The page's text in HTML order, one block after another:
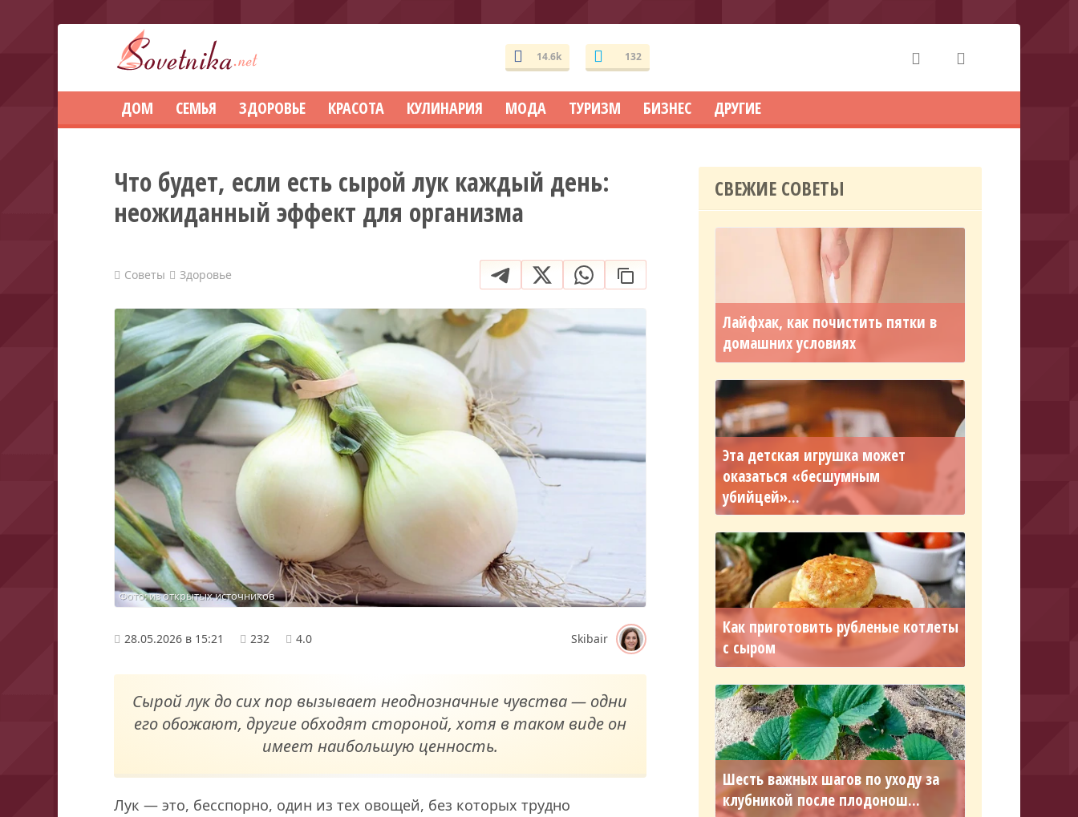
14.6k 132
ДОМ СЕМЬЯ ЗДОРОВЬЕ КРАСОТА КУЛИНАРИЯ МОДА ТУРИЗМ БИЗНЕС ДРУГИЕ
Что будет, если есть сырой лук каждый день:
неожиданный эффект для организма
Советы Здоровье
Фото: из открытых источников
28.05.2026 в 15:21 232 4.0 Skibair
Сырой лук до сих пор вызывает неоднозначные чувства — одни
его обожают, другие обходят стороной, хотя в таком виде он
имеет наибольшую ценность.
Лук — это, бесспорно, один из тех овощей, без которых трудно
СВЕЖИЕ СОВЕТЫ
Лайфхак, как почистить пятки в
домашних условиях
Эта детская игрушка может
оказаться «бесшумным
убийцей»...
Как приготовить рубленые котлеты
с сыром
Шесть важных шагов по уходу за
клубникой после плодонош...